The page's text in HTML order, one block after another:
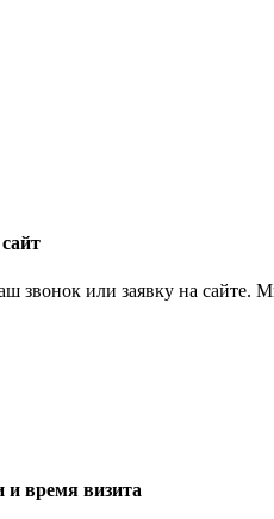
звонок или заявку на
и время визита